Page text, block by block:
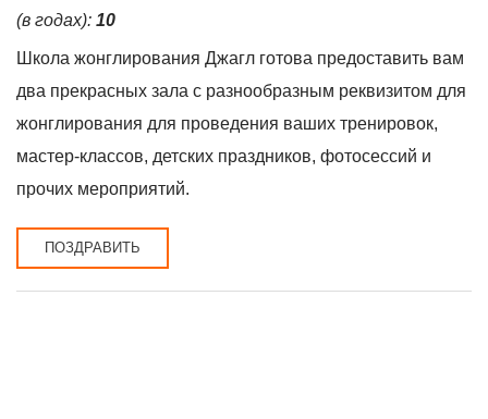
(в годах): 10
Школа жонглирования Джагл готова предоставить вам
два прекрасных зала с разнообразным реквизитом для
жонглирования для проведения ваших тренировок,
мастер-классов, детских праздников, фотосессий и
прочих мероприятий.
ПОЗДРАВИТЬ